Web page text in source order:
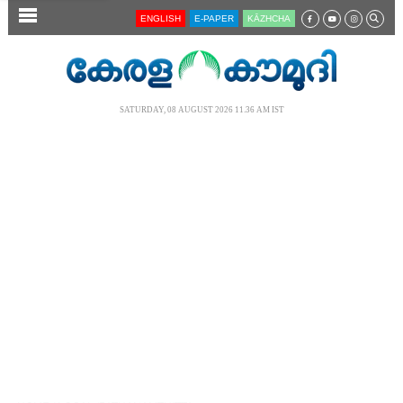
SECTIONS ENGLISH E-PAPER KĀZHCHA
SATURDAY, 08 AUGUST 2026 11.36 AM IST